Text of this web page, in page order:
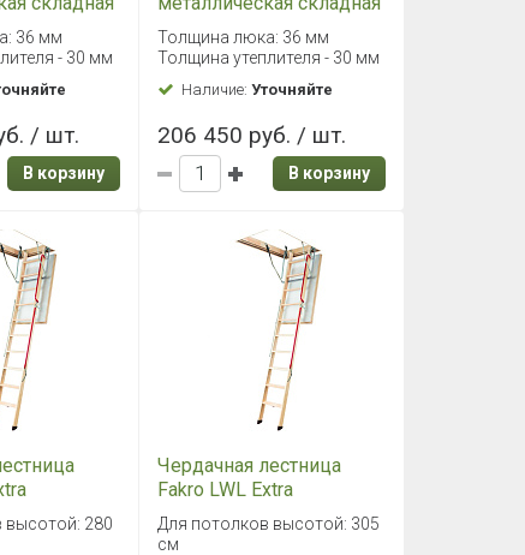
305
36 мм
- 30 мм
/ шт.
В корзину
Fakro LML 86х130/305
Толщина люка: 36 мм
Толщина утеплителя - 30 мм
Наличие: Уточняйте
206 450 руб. / шт.
В корзину
высотой: 280
Чердачная лестница
Fakro LWL Extra
60х130/305
Для потолков высотой: 305
см